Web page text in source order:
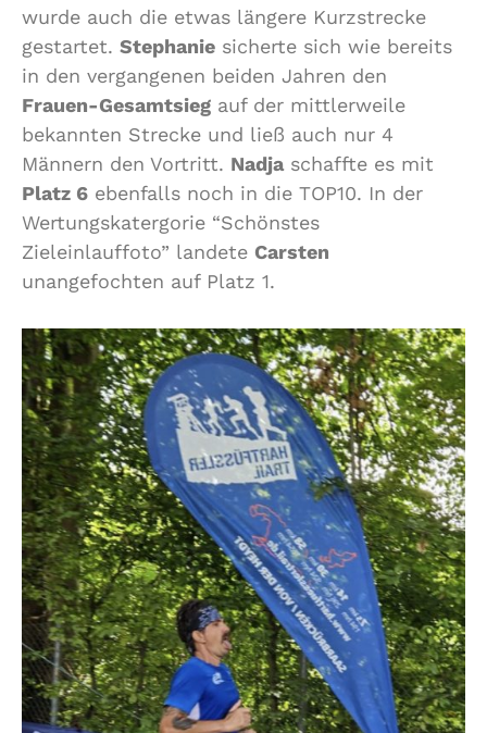
wurde auch die etwas längere Kurzstrecke
gestartet. Stephanie sicherte sich wie bereits
in den vergangenen beiden Jahren den
Frauen-Gesamtsieg auf der mittlerweile
bekannten Strecke und ließ auch nur 4
Männern den Vortritt. Nadjaschaffte es mit
Platz 6 ebenfalls noch in die TOP10. In der
Wertungskatergorie “Schönstes
Zieleinlauffoto” landete Carsten
unangefochten auf Platz 1.